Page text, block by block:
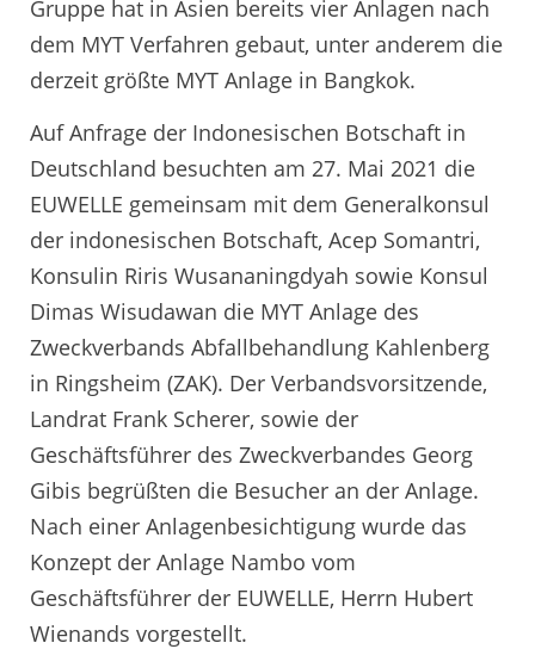
Gruppe hat in Asien bereits vier Anlagen nach
dem MYT Verfahren gebaut, unter anderem die
derzeit größte MYT Anlage in Bangkok.
Auf Anfrage der Indonesischen Botschaft in
Deutschland besuchten am 27. Mai 2021 die
EUWELLE gemeinsam mit dem Generalkonsul
der indonesischen Botschaft, Acep Somantri,
Konsulin Riris Wusananingdyah sowie Konsul
Dimas Wisudawan die MYT Anlage des
Zweckverbands Abfallbehandlung Kahlenberg
in Ringsheim (ZAK). Der Verbandsvorsitzende,
Landrat Frank Scherer, sowie der
Geschäftsführer des Zweckverbandes Georg
Gibis begrüßten die Besucher an der Anlage.
Nach einer Anlagenbesichtigung wurde das
Konzept der Anlage Nambo vom
Geschäftsführer der EUWELLE, Herrn Hubert
Wienands vorgestellt.